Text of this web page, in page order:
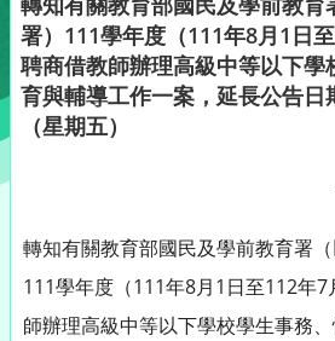
署）111學年度（111年8月1日
聘商借教師辦理高級中等以下學
育與輔導工作一案，延長公告日
（星期五）
轉知有關教育部國民及學前教育署（
111學年度（111年8月1日至112年
師辦理高級中等以下學校學生事務